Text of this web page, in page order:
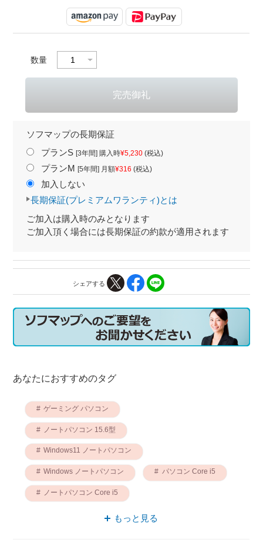
数量
ソフマップの長期保証
プランS [3年間] 購入時¥5,230(税込)
プランM [5年間] 月額¥316 (税込)
加入しない
長期保証(プレミアムワランティ)とは
ご加入は購入時のみとなります
ご加入頂く場合には長期保証の約款が適用されます
シェアする
あなたにおすすめのタグ
ゲーミング パソコン
ノートパソコン 15.6型
Windows11 ノートパソコン
Windows ノートパソコン パソコン Core i5
ノートパソコン Core i5
ゲーミング ノートパソコン
もっと見る